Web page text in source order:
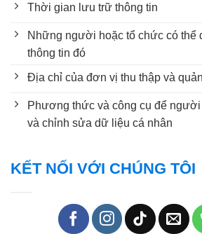
Thời gian lưu trữ thông tin
Những người hoặc tổ chức có thể
thông tin đó
Địa chỉ của đơn vị thu thập và
Phương thức và công cụ để người
và chỉnh sửa dữ liệu cá nhân
KẾT NỐI VỚI CHÚNG TÔI